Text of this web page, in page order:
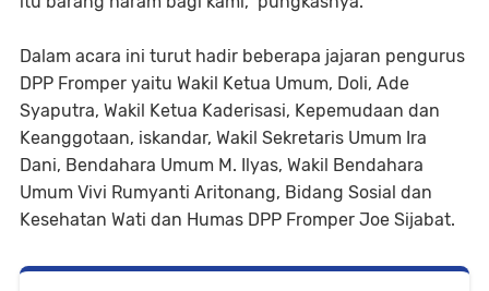
Dalam acara ini turut hadir beberapa jajaran pengurus
DPP Fromper yaitu Wakil Ketua Umum, Doli, Ade
Syaputra, Wakil Ketua Kaderisasi, Kepemudaan dan
Keanggotaan, iskandar, Wakil Sekretaris Umum Ira
Dani, Bendahara Umum M. Ilyas, Wakil Bendahara
Umum Vivi Rumyanti Aritonang, Bidang Sosial dan
Kesehatan Wati dan Humas DPP Fromper Joe Sijabat.